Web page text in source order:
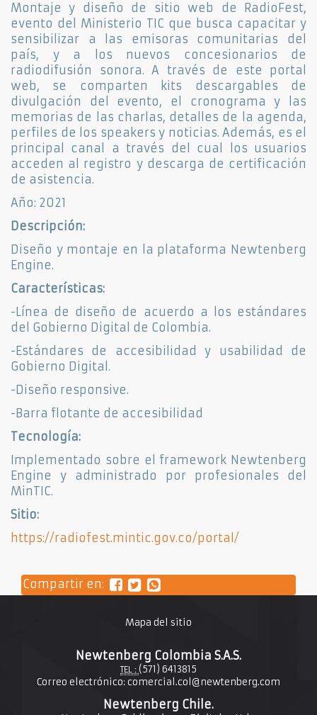
Montaje y diseño de sitio web de RadioFest,
evento del Ministerio TIC que busca capacitar y
sensibilizar a las emisoras comunitarias del
país, y a los nuevos concesionarios de
radiodifusión sonora. A través de este portal
web, se comparten kits descargables de
divulgación del evento, el cronograma y las
memorias de las charlas, detalles de la agenda,
perfiles de los speakers y noticias. Además, es el
principal canal a través del cual los usuarios
acceden al registro y descarga de certificación
de asistencia.
Año: 2021
Descripción:
Diseño y montaje en la plataforma Newtenberg
Engine.
Características:
-Línea de diseño de acuerdo a los estándares
del Gobierno Digital de Colombia.
-Estándares de accesibilidad y usabilidad de
Gobierno Digital.
-Diseño responsive.
-Barra flotante de accesibilidad
Tecnología:
Implementado sobre el framework Newtenberg
Engine y administrado por profesionales del
MinTIC.
Sitio:
https://radiofest.mintic.gov.co/portal/
Compartir en:
Mapa del sitio
Newtenberg Colombia S.A.S.
TEL : (571) 6413815
Correo electrónico:comercial.col@newtenberg.com
Newtenberg Chile.